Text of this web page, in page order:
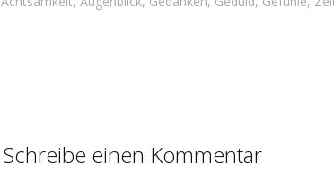
Schreibe einen Kommentar